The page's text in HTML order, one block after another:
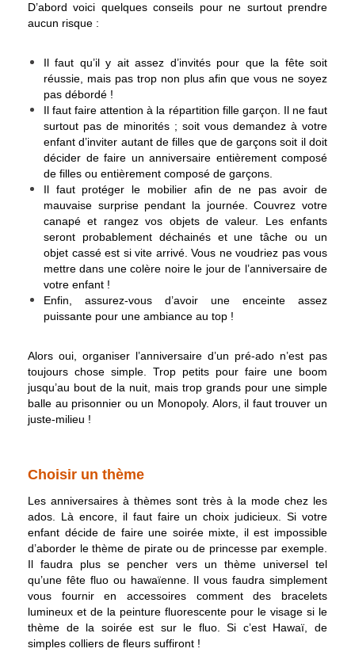
D’abord voici quelques conseils pour ne surtout prendre
aucun risque :
Il faut qu’il y ait assez d’invités pour que la fête soit
réussie, mais pas trop non plus afin que vous ne soyez
pas débordé !
Il faut faire attention à la répartition fille garçon. Il ne faut
surtout pas de minorités ; soit vous demandez à votre
enfant d’inviter autant de filles que de garçons soit il doit
décider de faire un anniversaire entièrement composé
de filles ou entièrement composé de garçons.
Il faut protéger le mobilier afin de ne pas avoir de
mauvaise surprise pendant la journée. Couvrez votre
canapé et rangez vos objets de valeur. Les enfants
seront probablement déchainés et une tâche ou un
objet cassé est si vite arrivé. Vous ne voudriez pas vous
mettre dans une colère noire le jour de l’anniversaire de
votre enfant !
Enfin, assurez-vous d’avoir une enceinte assez
puissante pour une ambiance au top !
Alors oui, organiser l’anniversaire d’un pré-ado n’est pas
toujours chose simple. Trop petits pour faire une boom
jusqu’au bout de la nuit, mais trop grands pour une simple
balle au prisonnier ou un Monopoly. Alors, il faut trouver un
juste-milieu !
Choisir un thème
Les anniversaires à thèmes sont très à la mode chez les
ados. Là encore, il faut faire un choix judicieux. Si votre
enfant décide de faire une soirée mixte, il est impossible
d’aborder le thème de pirate ou de princesse par exemple.
Il faudra plus se pencher vers un thème universel tel
qu’une fête fluo ou hawaïenne. Il vous faudra simplement
vous fournir en accessoires comment des bracelets
lumineux et de la peinture fluorescente pour le visage si le
thème de la soirée est sur le fluo. Si c’est Hawaï, de
simples colliers de fleurs suffiront !